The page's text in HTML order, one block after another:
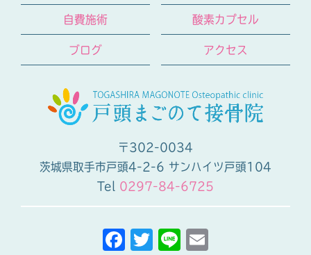
自費施術 酸素カプセル
ブログ アクセス
〒302-0034
茨城県取手市戸頭4-2-6 サンハイツ戸頭104
Tel 0297-84-6725
F
T
Li